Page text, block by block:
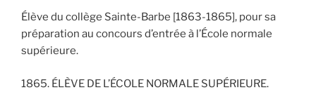
Élève du collège Sainte-Barbe [1863-1865], pour sa
préparation au concours d’entrée à l’École normale
supérieure.
1865. ÉLÈVE DE L’ÉCOLE NORMALE SUPÉRIEURE.